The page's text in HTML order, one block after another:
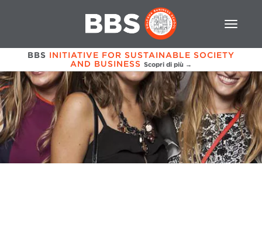
BBS INITIATIVE FOR SUSTAINABLE SOCIETY
AND BUSINESS Scopri di più →